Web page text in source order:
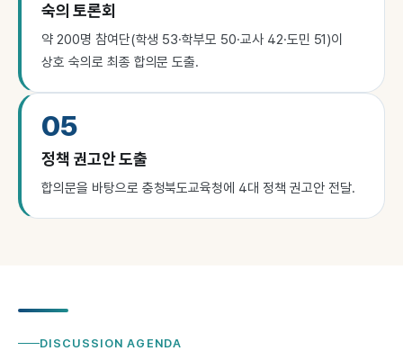
숙의 토론회
약 200명 참여단(학생 53·학부모 50·교사 42·도민 51)이
상호 숙의로 최종 합의문 도출.
05
정책 권고안 도출
합의문을 바탕으로 충청북도교육청에 4대 정책 권고안 전달.
DISCUSSION AGENDA